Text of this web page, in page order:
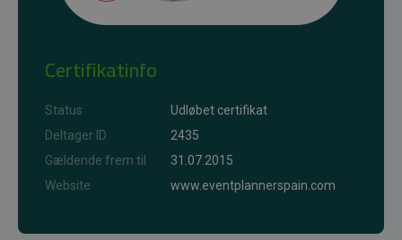
Certifikatinfo
Status
Udløbet certifikat
Deltager ID
2435
Gældende frem til
31.07.2015
Website
www.eventplannerspain.com